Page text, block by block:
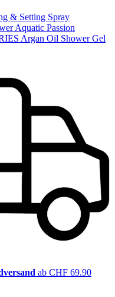
& Setting Spray
Aquatic Passion
Argan Oil Shower Gel
ab CHF 69.90